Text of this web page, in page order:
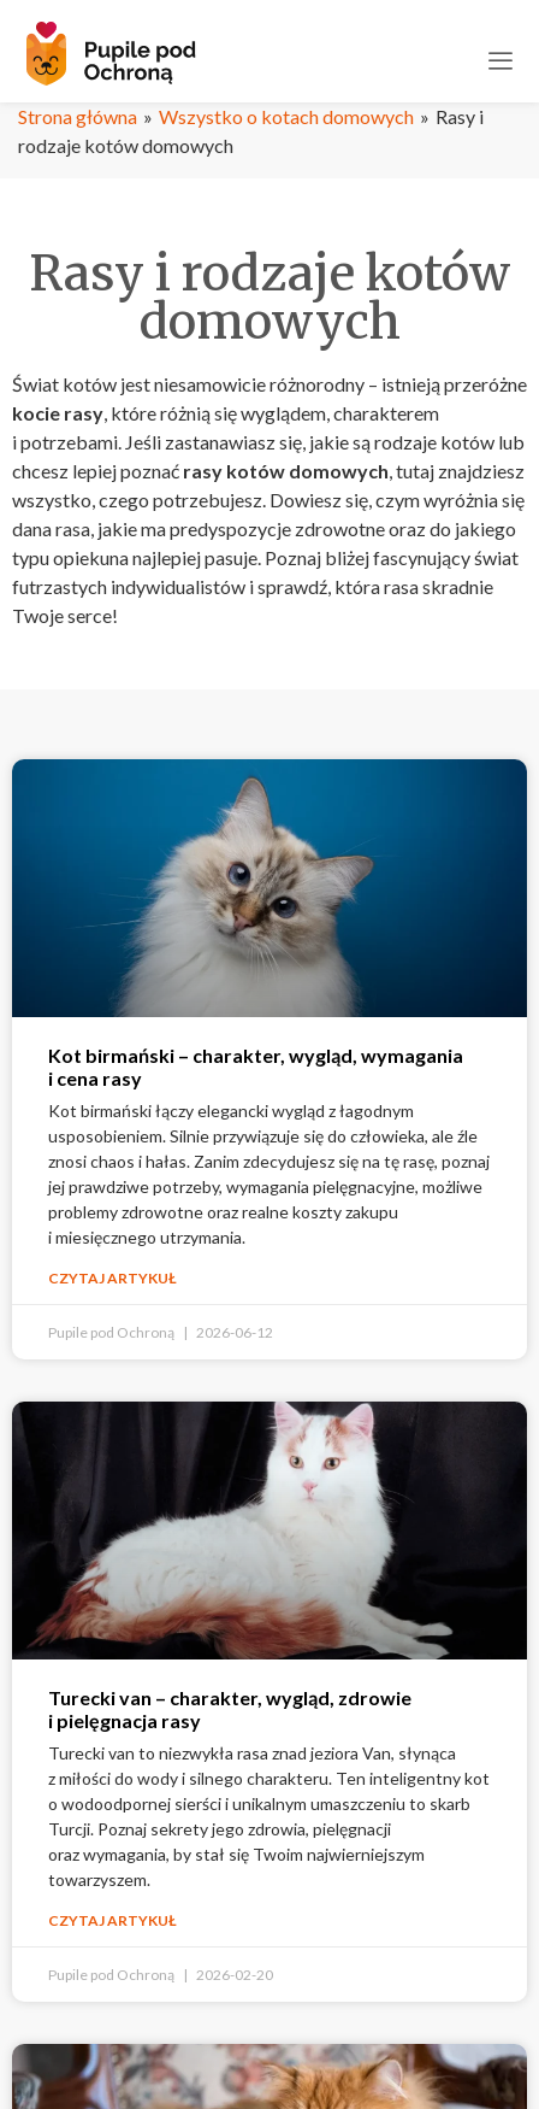
Strona główna » Wszystko o kotach domowych » Rasy i
rodzaje kotów domowych
Rasy i rodzaje kotów
domowych
Świat kotów jest niesamowicie różnorodny – istnieją przeróżne
kocie rasy, które różnią się wyglądem, charakterem
i potrzebami. Jeśli zastanawiasz się, jakie są rodzaje kotów lub
chcesz lepiej poznać rasy kotów domowych, tutaj znajdziesz
wszystko, czego potrzebujesz. Dowiesz się, czym wyróżnia się
dana rasa, jakie ma predyspozycje zdrowotne oraz do jakiego
typu opiekuna najlepiej pasuje. Poznaj bliżej fascynujący świat
futrzastych indywidualistów i sprawdź, która rasa skradnie
Twoje serce!
Kot birmański – charakter, wygląd, wymagania
i cena rasy
Kot birmański łączy elegancki wygląd z łagodnym
usposobieniem. Silnie przywiązuje się do człowieka, ale źle
znosi chaos i hałas. Zanim zdecydujesz się na tę rasę, poznaj
jej prawdziwe potrzeby, wymagania pielęgnacyjne, możliwe
problemy zdrowotne oraz realne koszty zakupu
i miesięcznego utrzymania.
CZYTAJ ARTYKUŁ
Pupile pod Ochroną 2026-06-12
Turecki van – charakter, wygląd, zdrowie
i pielęgnacja rasy
Turecki van to niezwykła rasa znad jeziora Van, słynąca
z miłości do wody i silnego charakteru. Ten inteligentny kot
o wodoodpornej sierści i unikalnym umaszczeniu to skarb
Turcji. Poznaj sekrety jego zdrowia, pielęgnacji
oraz wymagania, by stał się Twoim najwierniejszym
towarzyszem.
CZYTAJ ARTYKUŁ
Pupile pod Ochroną 2026-02-20